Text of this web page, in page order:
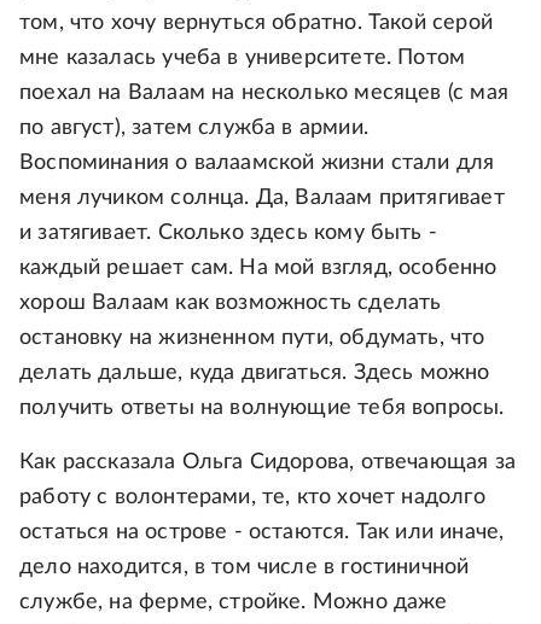
том, что хочу вернуться обратно. Такой серой
мне казалась учеба в университете. Потом
поехал на Валаам на несколько месяцев (с мая
по август), затем служба в армии.
Воспоминания о валаамской жизни стали для
меня лучиком солнца. Да, Валаам притягивает
и затягивает. Сколько здесь кому быть -
каждый решает сам. На мой взгляд, особенно
хорош Валаам как возможность сделать
остановку на жизненном пути, обдумать, что
делать дальше, куда двигаться. Здесь можно
получить ответы на волнующие тебя вопросы.
Как рассказала Ольга Сидорова, отвечающая за
работу с волонтерами, те, кто хочет надолго
остаться на острове - остаются. Так или иначе,
дело находится, в том числе в гостиничной
службе, на ферме, стройке. Можно даже